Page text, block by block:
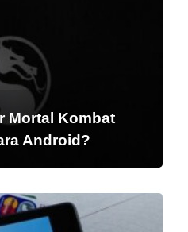
Mortal Kombat
Android?